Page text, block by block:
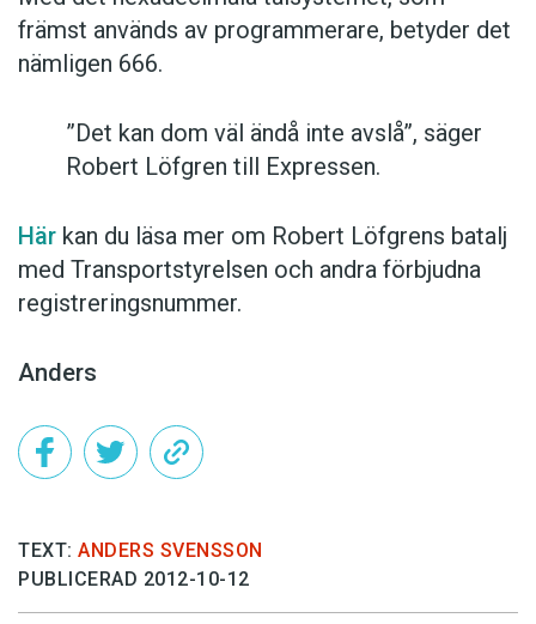
främst används av programmerare, betyder det
nämligen 666.
”Det kan dom väl ändå inte avslå”, säger
Robert Löfgren till Expressen.
Här kan du läsa mer om Robert Löfgrens batalj
med Transportstyrelsen och andra förbjudna
registreringsnummer.
Anders
TEXT: ANDERS SVENSSON
PUBLICERAD 2012-10-12